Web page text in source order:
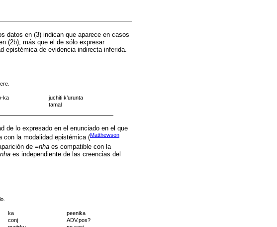
datos en (3) indican que aparece en casos
(2b), más que el de sólo expresar
epistémica de evidencia indirecta inferida.
.
ka
juchiti k’urunta
tamal
de lo expresado en el enunciado en el que
con la modalidad epistémica (Matthewson
de =nha es compatible con la
es independiente de las creencias del
ka
peenika
conj
ADV.pos?